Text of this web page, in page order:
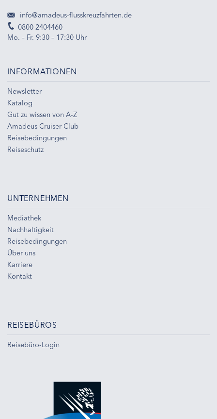
info@amadeus-flusskreuzfahrten.de
0800 2404460
Mo. – Fr. 9:30 – 17:30 Uhr
INFORMATIONEN
Newsletter
Katalog
Gut zu wissen von A-Z
Amadeus Cruiser Club
Reisebedingungen
Reiseschutz
UNTERNEHMEN
Mediathek
Nachhaltigkeit
Reisebedingungen
Über uns
Karriere
Kontakt
REISEBÜROS
Reisebüro-Login